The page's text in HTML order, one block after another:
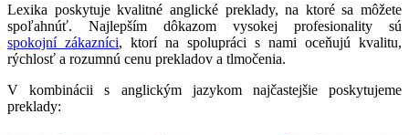
Lexika poskytuje kvalitné anglické preklady, na ktoré sa môžete
spoľahnúť. Najlepším dôkazom vysokej profesionality sú
spokojní zákazníci, ktorí na spolupráci s nami oceňujú kvalitu,
rýchlosť a rozumnú cenu prekladov a tlmočenia.
V kombinácii s anglickým jazykom najčastejšie poskytujeme
preklady: